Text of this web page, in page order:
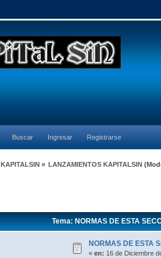
Buscar Ingresar Registrarse
KAPITALSIN» LANZAMIENTOS KAPITALSIN
Tema: NORMAS DE ESTA
NORMAS DE ESTA
« en: 16 de Diciembre